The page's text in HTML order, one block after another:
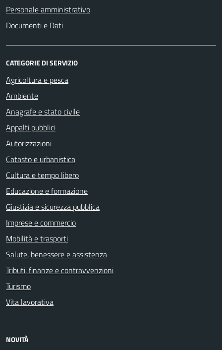
Personale amministrativo
Documenti e Dati
CATEGORIE DI SERVIZIO
Agricoltura e pesca
Ambiente
Anagrafe e stato civile
Appalti pubblici
Autorizzazioni
Catasto e urbanistica
Cultura e tempo libero
Educazione e formazione
Giustizia e sicurezza pubblica
Imprese e commercio
Mobilità e trasporti
Salute, benessere e assistenza
Tributi, finanze e contravvenzioni
Turismo
Vita lavorativa
NOVITÀ